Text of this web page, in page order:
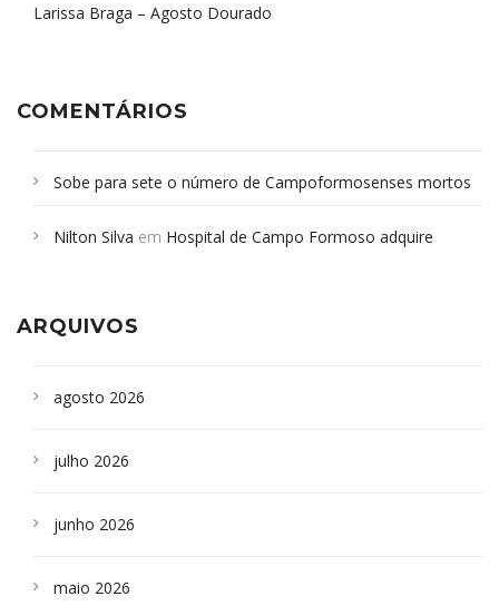
Larissa Braga – Agosto Dourado
COMENTÁRIOS
Sobe para sete o número de Campoformosenses mortos
Campoformosenses que morreram em desabamentos são
Nilton Silva em Hospital de Campo Formoso adquire
ARQUIVOS
agosto 2026
julho 2026
junho 2026
maio 2026